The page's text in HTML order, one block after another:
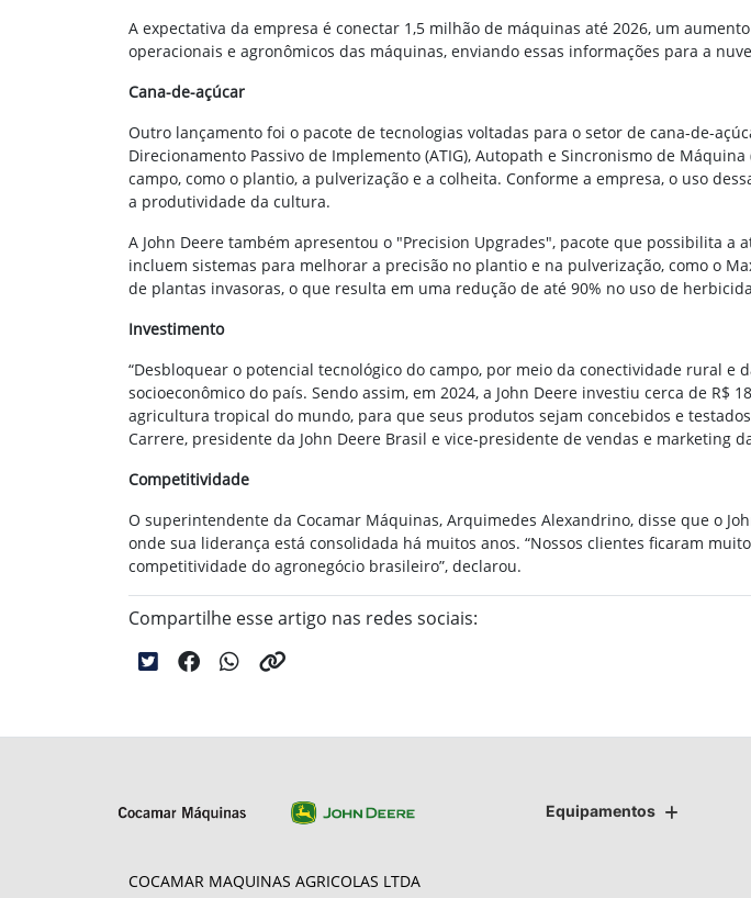
A expectativa da empresa é conectar 1,5 milhão de máquinas até 2026, um
operacionais e agronômicos das máquinas, enviando essas informações para a
Cana-de-açúcar
Outro lançamento foi o pacote de tecnologias voltadas para o setor de cana-de-
Direcionamento Passivo de Implemento (ATIG), Autopath e Sincronismo de
campo, como o plantio, a pulverização e a colheita. Conforme a empresa, o uso
a produtividade da cultura.
A John Deere também apresentou o "Precision Upgrades", pacote que possibilita
incluem sistemas para melhorar a precisão no plantio e na pulverização, como o
de plantas invasoras, o que resulta em uma redução de até 90% no uso de
Investimento
“Desbloquear o potencial tecnológico do campo, por meio da conectividade rural
socioeconômico do país. Sendo assim, em 2024, a John Deere investiu cerca de
agricultura tropical do mundo, para que seus produtos sejam concebidos e
Carrere, presidente da John Deere Brasil e vice-presidente de vendas e marketing
Competitividade
O superintendente da Cocamar Máquinas, Arquimedes Alexandrino, disse que o
onde sua liderança está consolidada há muitos anos. “Nossos clientes ficaram
competitividade do agronegócio brasileiro”, declarou.
Compartilhe esse artigo nas redes sociais:
Equipamentos
COCAMAR MAQUINAS AGRICOLAS LTDA